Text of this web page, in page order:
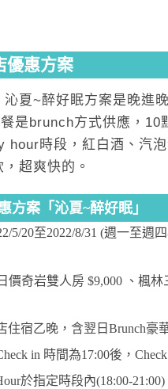
優惠方案
沁夏~醉好眠方案是晚進
是brunch方式供應，10
hour時段，紅白酒、汽
超爽快的。
方案「沁夏~醉好眠」
5/20至2022/8/31 (週一至週
價奇岩雙人房 $9,000 、楓林
住宿乙晚，含翌日Brunch豪
in 時間為17:00後，
於指定時段內(18:00-